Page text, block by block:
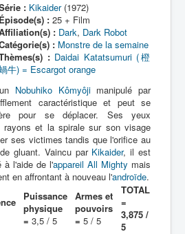
: Kikaider(1972)
Épisode(s) :25 + Film
: Dark, Dark Robot
: Monstre de la semaine
: Daidai Katatsumuri (橙
牛) = Escargot orange
Nobuhiko Kômyôjimanipulé par
caractéristique et peut se
pour se déplacer. Ses yeux
rayons et la spirale sur son visage
ses victimes tandis que l'orifice au
gluant. Vaincu par Kikaider, il est
à l'aide de l'appareil All Mighty mais
en affrontant à nouveau l'androïde.
Puissance
physique
= 3,5 / 5
Armes et
pouvoirs
= 5 / 5
TOTAL
=
3,875 /
5